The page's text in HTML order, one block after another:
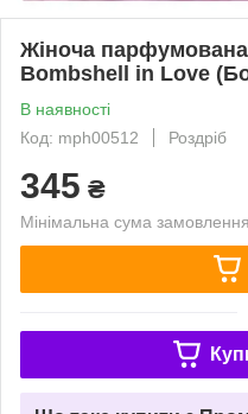
Жіноча
Bombshell in Love
В наявності
Код: mph00512
Роздріб
345 ₴
Мінімальна сума